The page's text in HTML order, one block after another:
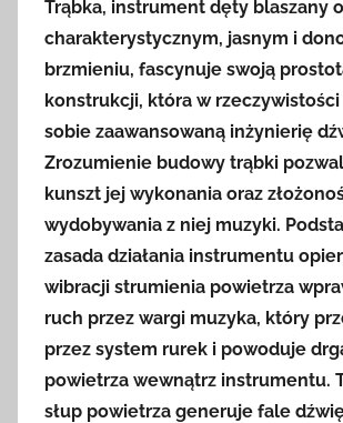
Trąbka, instrument dęty blaszany o
charakterystycznym, jasnym i
brzmieniu, fascynuje swoją
konstrukcji, która w
sobie zaawansowaną inżynierię
Zrozumienie budowy trąbki
kunszt jej wykonania oraz
wydobywania z niej muzyki.
zasada działania instrumentu
wibracji strumienia powietrza
ruch przez wargi muzyka, który
przez system rurek i powoduje
powietrza wewnątrz instrumentu.
słup powietrza generuje fale